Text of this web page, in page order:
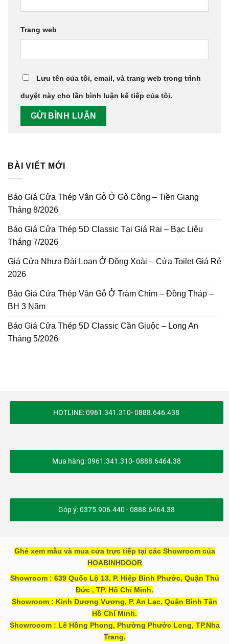
Trang web
Lưu tên của tôi, email, và trang web trong trình
duyệt này cho lần bình luận kế tiếp của tôi.
BÀI VIẾT MỚI
Báo Giá Cửa Thép Vân Gỗ Ở Gò Công – Tiền Giang
Tháng 8/2026
Báo Giá Cửa Thép 5D Classic Tại Giá Rai – Bạc Liêu
Tháng 7/2026
Giá Cửa Nhựa Đài Loan Ở Đồng Xoài – Cửa Toilet Giá Rẻ
2026
Báo Giá Cửa Thép Vân Gỗ Ở Tràm Chim – Đồng Tháp –
BH 3 Năm
Báo Giá Cửa Thép 5D Classic Cần Giuộc – Long An
Tháng 5/2026
HOTLINE: 0961.341.310- 0888.646.438
Mua hàng: 0961.341.310- 0888.6464.38
Góp ý: 0375.906.440 - 0888.6464.38
Ghé xem mẫu và mua cửa trực tiếp tại các Showroom của
HOABINHDOOR
Showroom : 639 Quốc Lộ 13, P. Hiệp Bình Phước, Quận Thủ
Đức , TP. Hồ Chí Minh.
Showroom : Kinh Dương Vương, P. An Lạc, Quận Bình Tân
Hồ Chí Minh.
Showrooom : Lê Hồng Phong, Phường Phước Long, TP.Nha
Trang.